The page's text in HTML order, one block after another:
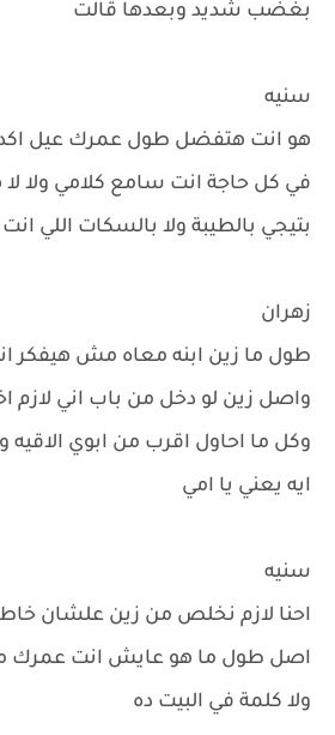
بغضب شديد وبعدها قالت
سنيه
هو انت هتفضل طول عمرك عيل
في كل حاجة انت سامع كلامي ولا لا
بتيجي بالطيبة ولا بالسكات اللي
زهران
طول ما زين ابنه معاه مش هيفكر انه
واصل زين لو دخل من باب اني لازم
وكل ما احاول اقرب من ابوي الاقيه
ايه يعني يا امي
سنيه
احنا لازم نخلص من زين علشان خاطر
اصل طول ما هو عايش انت عمرك
ولا كلمة في البيت ده